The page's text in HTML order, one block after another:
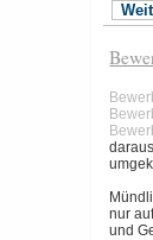
nur
und